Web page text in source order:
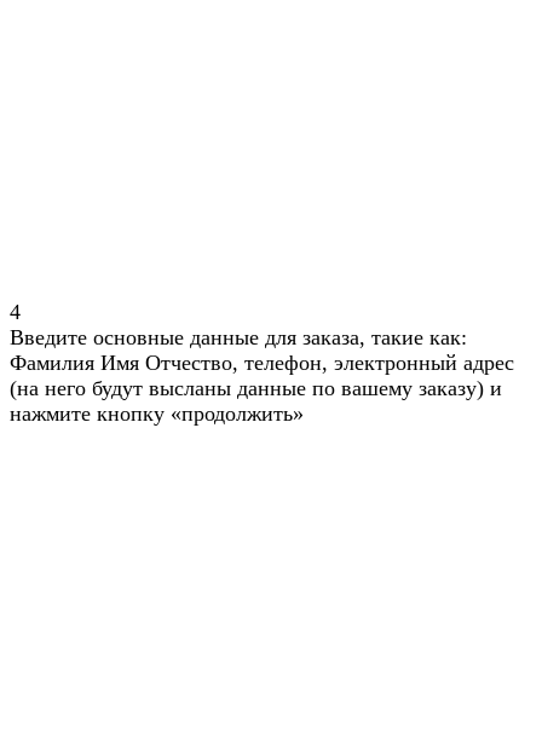
4
Введите основные данные для заказа, такие как:
Фамилия Имя Отчество, телефон, электронный адрес
(на него будут высланы данные по вашему заказу) и
нажмите кнопку «продолжить»